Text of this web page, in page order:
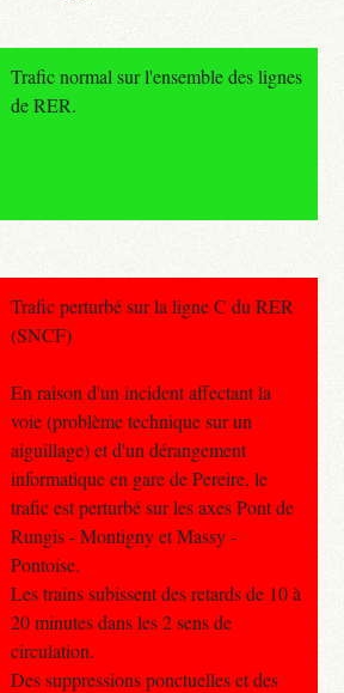
Trafic normal sur l'ensemble des lignes
de RER.
Trafic perturbé sur la ligne C du RER
(SNCF)
En raison d'un incident affectant la
voie (problème technique sur un
aiguillage) et d'un dérangement
informatique en gare de Pereire, le
trafic est perturbé sur les axes Pont de
Rungis - Montigny et Massy -
Pontoise.
Les trains subissent des retards de 10 à
20 minutes dans les 2 sens de
circulation.
Des suppressions ponctuelles et des